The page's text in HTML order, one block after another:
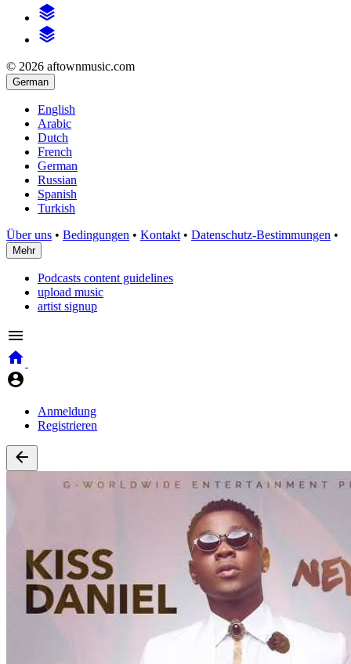
© 2026 aftownmusic.com
German
English
Arabic
Dutch
French
German
Russian
Spanish
Turkish
Über uns • Bedingungen • Kontakt • Datenschutz-Bestimmungen •
Mehr
Podcasts content guidelines
upload music
artist signup
Anmeldung
Registrieren